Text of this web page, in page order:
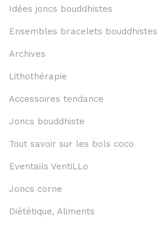
Idées joncs bouddhistes
Ensembles bracelets bouddhistes
Archives
Lithothérapie
Accessoires tendance
Joncs bouddhiste
Tout savoir sur les bols coco
Eventails VentiLLo
Joncs corne
Diététique, Aliments